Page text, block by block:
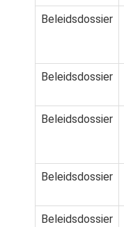
Beleidsdossier
Beleidsdossier
Beleidsdossier
Beleidsdossier
Beleidsdossier